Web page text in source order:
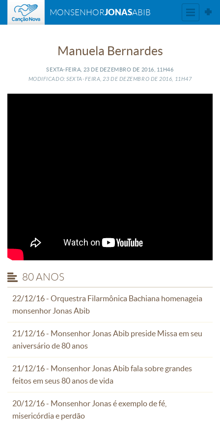
MONSENHORJONASABIB
Manuela Bernardes
SEXTA-FEIRA, 23 DE DEZEMBRO DE 2016, 11H46
MODIFICADO: SEXTA-FEIRA, 23 DE DEZEMBRO DE2016, 11H47
80 ANOS
22/12/16 - Orquestra Filarmônica Bachiana homenageia
monsenhor Jonas Abib
21/12/16 - Monsenhor Jonas Abib preside Missa em seu
aniversário de 80 anos
21/12/16 - Monsenhor Jonas Abib fala sobre grandes
feitos em seus 80 anos de vida
20/12/16 - Monsenhor Jonas é exemplo de fé,
misericórdia e perdão